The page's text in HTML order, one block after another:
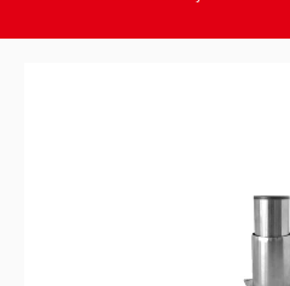
Hasan Kara Endüstriyel